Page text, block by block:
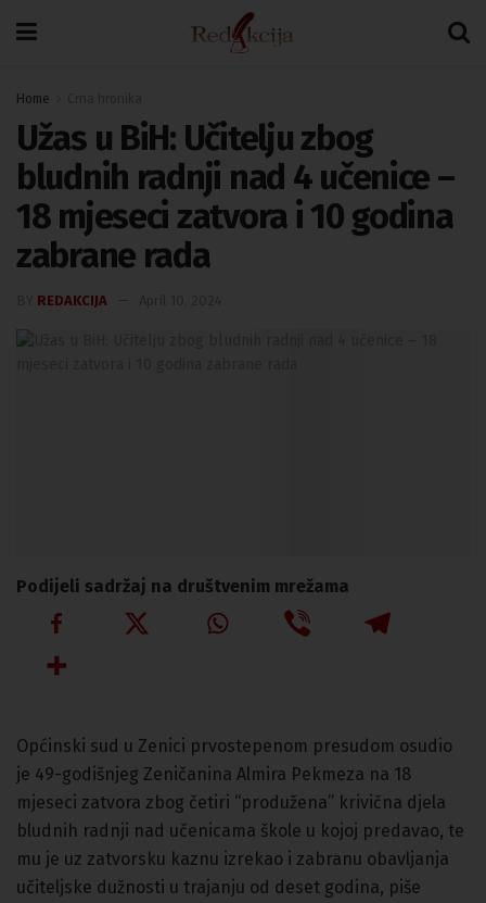
Home
Užas u BiH: Učitelju zbog
bludnih radnji nad 4 učenice –
18 mjeseci zatvora i 10 godina
zabrane rada
REDAKCIJA
Podijeli sadržaj na društvenim mrežama
Općinski sud u Zenici prvostepenom presudom osudio
je 49-godišnjeg Zeničanina Almira Pekmeza na 18
mjeseci zatvora zbog četiri “produžena” krivična djela
bludnih radnji nad učenicama škole u kojoj predavao, te
mu je uz zatvorsku kaznu izrekao i zabranu obavljanja
učiteljske dužnosti u trajanju od deset godina, piše